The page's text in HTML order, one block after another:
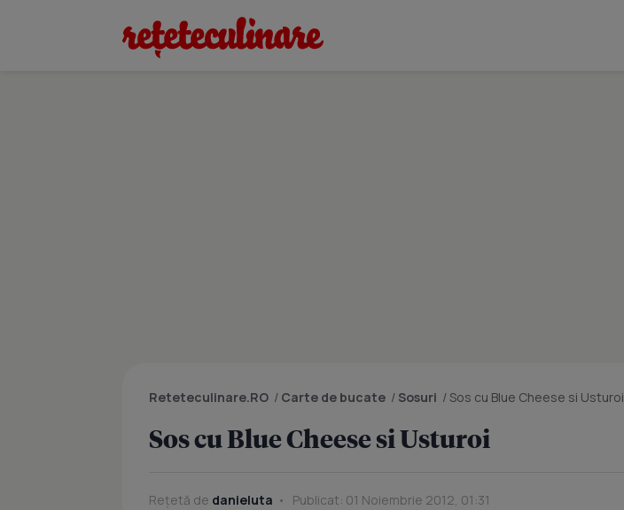
Reteteculinare.RO / Carte de bucate / Sosuri /Sos cu Blue Cheese si Usturoi
Sos cu Blue Cheese si Usturoi
Rețetă de danieluta Publicat: 01 Noiembrie 2012, 01:31